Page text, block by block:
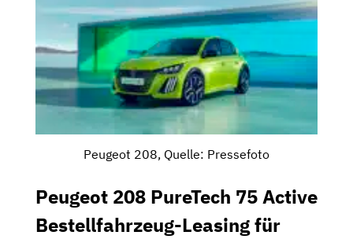
Peugeot 208, Quelle: Pressefoto
Peugeot 208 PureTech 75 Active
Bestellfahrzeug-Leasing für